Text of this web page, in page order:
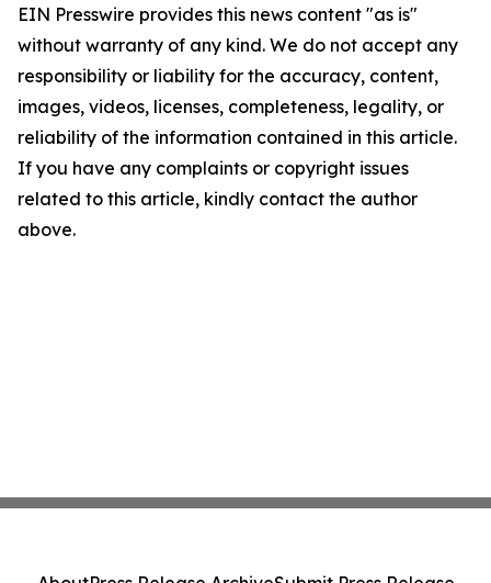
EIN Presswire provides this news content "as is"
without warranty of any kind. We do not accept any
responsibility or liability for the accuracy, content,
images, videos, licenses, completeness, legality, or
reliability of the information contained in this article.
If you have any complaints or copyright issues
related to this article, kindly contact the author
above.